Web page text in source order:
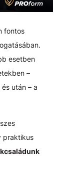
fontos
esetben
–
után – a
praktikus